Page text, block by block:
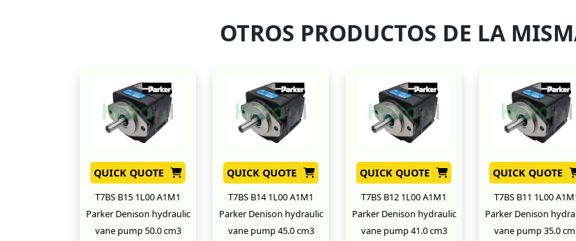
OTROS PRODUCTOS DE LA
QUICK QUOTE
T7BS B15 1L00 A1M1
Parker Denison hydraulic
vane pump 50.0 cm3
QUICK QUOTE
T7BS B14 1L00 A1M1
Parker Denison hydraulic
vane pump 45.0 cm3
QUICK QUOTE
T7BS B12 1L00 A1M1
Parker Denison hydraulic
vane pump 41.0 cm3
QUICK QUOTE
T7BS B11 1L00
Parker Denison
vane pump 35.0